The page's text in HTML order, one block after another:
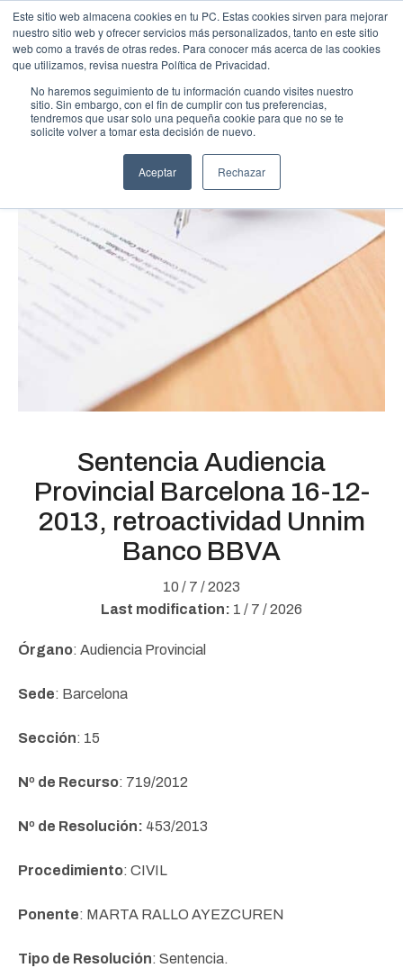
Este sitio web almacena cookies en tu PC. Estas cookies sirven para mejorar
nuestro sitio web y ofrecer servicios más personalizados, tanto en este sitio
web como a través de otras redes. Para conocer más acerca de las cookies
que utilizamos, revisa nuestra Política de Privacidad.
No haremos seguimiento de tu información cuando visites nuestro
sitio. Sin embargo, con el fin de cumplir con tus preferencias,
tendremos que usar solo una pequeña cookie para que no se te
solicite volver a tomar esta decisión de nuevo.
Aceptar Rechazar
Sentencia Audiencia
Provincial Barcelona 16-12-
2013, retroactividad Unnim
Banco BBVA
10 / 7 / 2023
Last modification: 1 / 7 / 2026
Órgano: Audiencia Provincial
Sede: Barcelona
Sección: 15
Nº de Recurso: 719/2012
Nº de Resolución: 453/2013
Procedimiento: CIVIL
Ponente: MARTA RALLO AYEZCUREN
Tipo de Resolución: Sentencia.